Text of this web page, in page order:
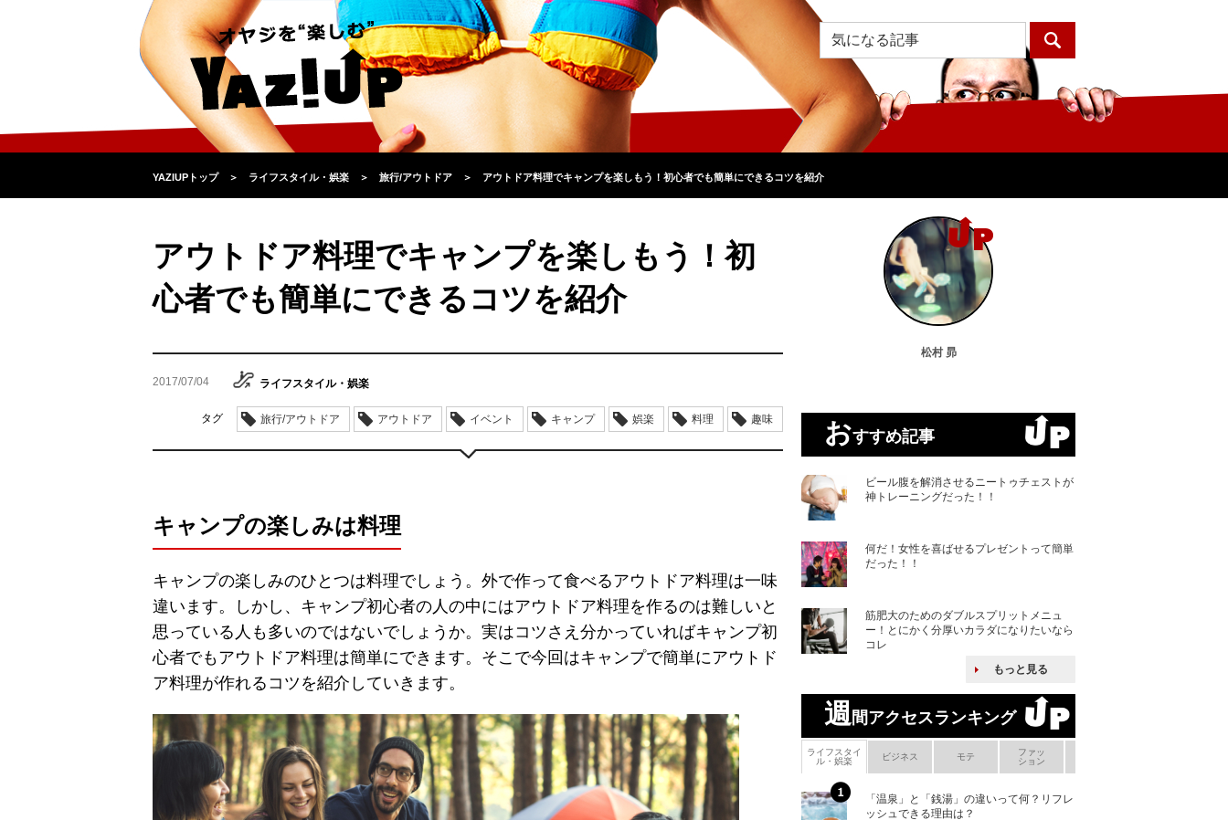
YAZIUPトップ ＞ ライフスタイル・娯楽 ＞ 旅行/アウトドア ＞ アウトドア料理でキャンプを楽しもう！初心者でも簡単にできるコツを紹介
アウトドア料理でキャンプを楽しもう！初
心者でも簡単にできるコツを紹介
2017/07/04 ライフスタイル・娯楽
タグ 旅行/アウトドア アウトドア イベント キャンプ 娯楽 料理 趣味
キャンプの楽しみは料理
キャンプの楽しみのひとつは料理でしょう。外で作って食べるアウトドア料理は一味
違います。しかし、キャンプ初心者の人の中にはアウトドア料理を作るのは難しいと
思っている人も多いのではないでしょうか。実はコツさえ分かっていればキャンプ初
心者でもアウトドア料理は簡単にできます。そこで今回はキャンプで簡単にアウトド
ア料理が作れるコツを紹介していきます。
松村 昴
おすすめ記事
ビール腹を解消させるニートゥチェストが
神トレーニングだった！！
何だ！女性を喜ばせるプレゼントって簡単
だった！！
筋肥大のためのダブルスプリットメニュ
ー！とにかく分厚いカラダになりたいなら
コレ
もっと見る
週間アクセスランキング
ライフスタイ
ル・娯楽
ビジネス モテ
ファッ
ション
「温泉」と「銭湯」の違いって何？リフレ
ッシュできる理由は？